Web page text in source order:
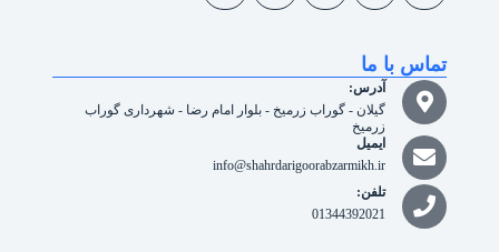
تماس با ما
آدرس:
گیلان - گوراب زرمیخ - بلوار امام رضا - شهرداری گوراب
زرمیخ
ایمیل
info@shahrdarigoorabzarmikh.ir
تلفن:
01344392021